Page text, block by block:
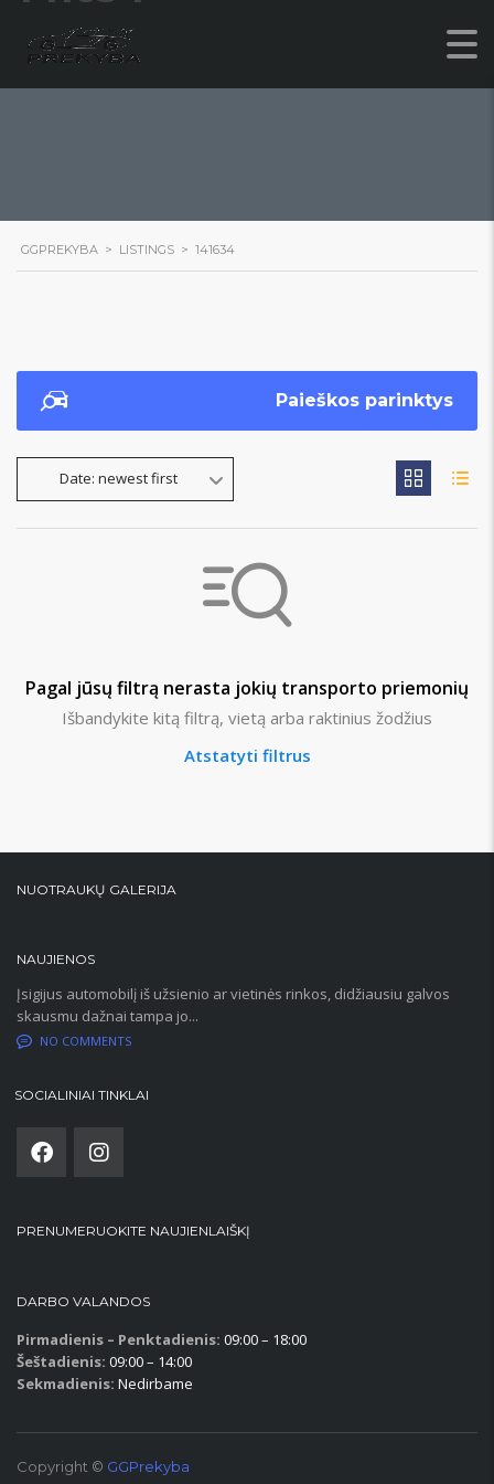
GGPREKYBA > LISTINGS > 141634
Paieškos parinktys
Date: newest first
Pagal jūsų filtrą nerasta jokių transporto priemonių
Išbandykite kitą filtrą, vietą arba raktinius žodžius
Atstatyti filtrus
NUOTRAUKŲ GALERIJA
NAUJIENOS
Įsigijus automobilį iš užsienio ar vietinės rinkos, didžiausiu galvos
skausmu dažnai tampa jo...
NO COMMENTS
SOCIALINIAI TINKLAI
PRENUMERUOKITE NAUJIENLAIŠKĮ
DARBO VALANDOS
Pirmadienis – Penktadienis: 09:00 – 18:00
Šeštadienis: 09:00 – 14:00
Sekmadienis: Nedirbame
Copyright © GGPrekyba